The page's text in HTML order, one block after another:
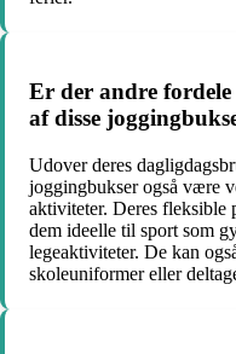
Er der andre fordele
af disse
Udover deres
joggingbukser også være
aktiviteter. Deres fleksible
dem ideelle til sport som
legeaktiviteter. De kan
skoleuniformer eller